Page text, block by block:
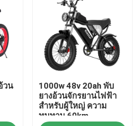
วน
1000w 48v 20ah พับ
ยางอ้วนจักรยานไฟฟ้า
สําหรับผู้ใหญ่ ความ
ทนทาน 60km